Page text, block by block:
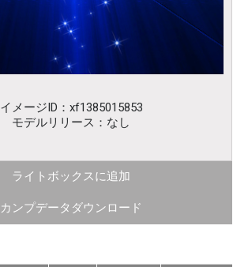
イメージID：xf1385015853
モデルリリース：なし
ライトボックスに追加
カンプデータダウンロード